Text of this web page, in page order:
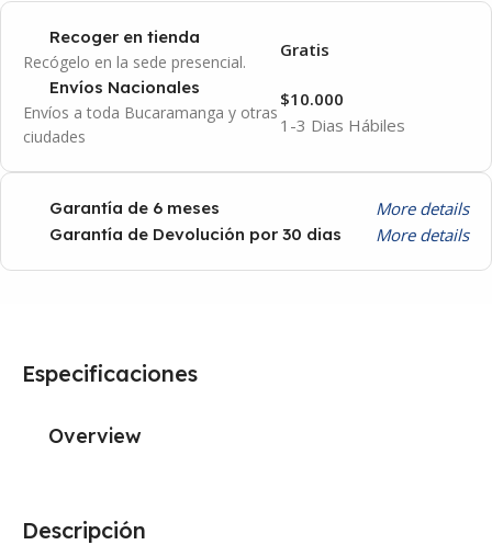
Recoger en tienda
Recógelo en la sede presencial.
Gratis
Envíos Nacionales
Envíos a toda Bucaramanga y otras
ciudades
1-3 Dias Hábiles
$10.000
Garantía de 6 meses More details
Garantía de Devolución por 30 dias More details
Descripción
Especificaciones
Overview